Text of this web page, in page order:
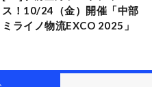
ス！10/24（金）開催「中部
ミライノ物流EXCO 2025」